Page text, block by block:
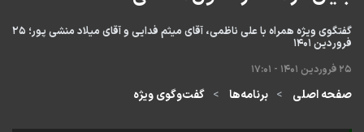
گفتگوی ویژه همراه با علی ناظمی، آقای میثم فدایی و آقای میلاد منشی پور؛ ۲۵
فروردین ۱۴۰۱
۲۵ فروردین ۱۴۰۱ - ۱۷:۰۱
صفحه اصلی برنامه‌ها گفت‌وگوی ویژه